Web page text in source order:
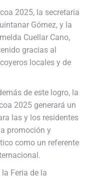
2025, la secretaria
Gómez, y la
Cuellar Cano,
gracias al
locales y de
de este logro, la
2025 generará un
las y los residentes
promoción y
como un referente
Feria de la